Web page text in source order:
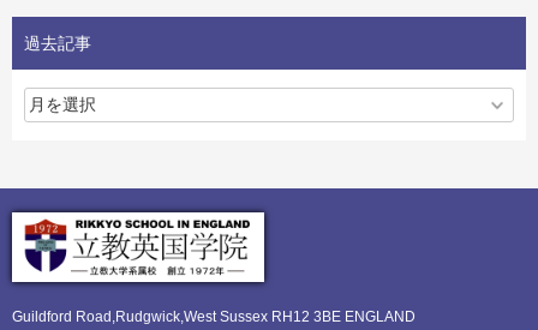
過去記事
Guildford Road,Rudgwick,West Sussex RH12 3BE ENGLAND